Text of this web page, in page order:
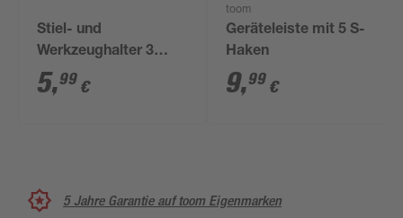
Stiel- und
Werkzeughalter 3
Stück
5,99 €
toom
Geräteleiste mit 5 S-
Haken
9,99 €
5 Jahre Garantie auf toom Eigenmarken